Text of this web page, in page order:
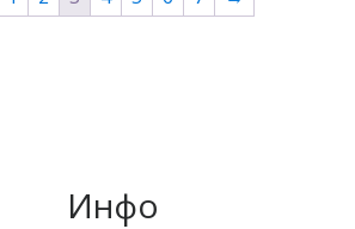
Инфо